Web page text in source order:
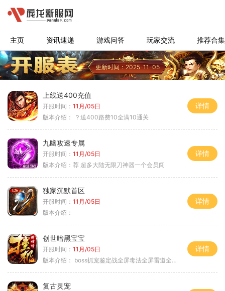
主页 资讯速递 游戏问答 玩家交流 推荐合集
更新时间：2025-11-05
上线送400充值
开服时间： 11月/05日
版本介绍：
？送400路费10全满10通关
详情
九幽攻速专属
开服时间： 11月/05日
版本介绍： 荐 超多大陆无限刀神器一个会员闯
详情
独家沉默首区
开服时间： 11月/05日
版本介绍：
详情
创世暗黑宝宝
开服时间： 11月/05日
版本介绍： boss抓宠鉴定战全屏毒法全屏雷道全屏狗
详情
复古灵宠